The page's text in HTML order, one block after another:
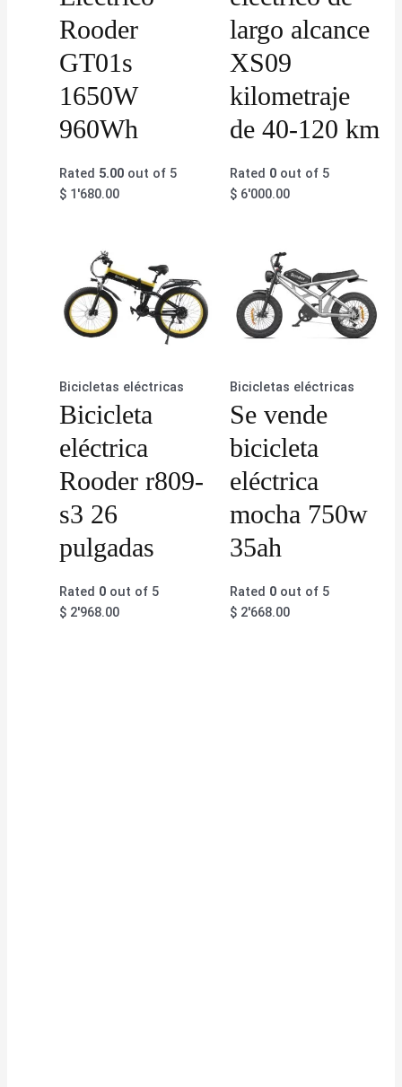
Rooder
GT01s
1650W
960Wh
Rated 5.00 out of 5
$ 1'680.00
largo alcance
XS09
kilometraje
de 40-120 km
Rated 0out of 5
$6'000.00
Bicicletas eléctricas
Bicicleta
eléctrica
Rooder r809-
s3 26
pulgadas
Rated 0 out of 5
$ 2'968.00
Bicicletas eléctricas
Se vende
bicicleta
eléctrica
mocha 750w
35ah
Rated 0out of 5
$2'668.00